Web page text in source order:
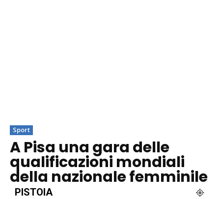
Sport
A Pisa una gara delle
qualificazioni mondiali
della nazionale femminile
PISTOIA